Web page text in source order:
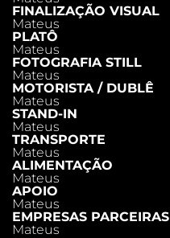
FINALIZAÇÃO VISUAL
Mateus
PLATÔ
Mateus
FOTOGRAFIA STILL
Mateus
MOTORISTA / DUBLÊ
Mateus
STAND-IN
Mateus
TRANSPORTE
Mateus
ALIMENTAÇÃO
Mateus
APOIO
Mateus
EMPRESAS PARCEIRAS
Mateus